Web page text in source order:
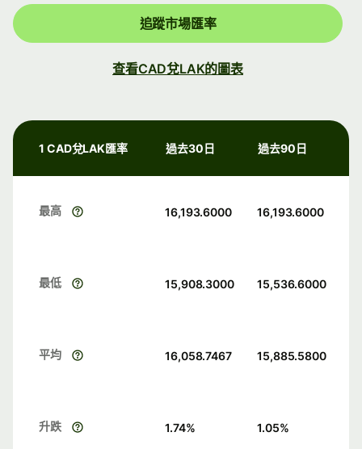
追蹤市場匯率
查看CAD兌LAK的圖表
1 CAD兌LAK匯率 過去30日 過去90日
最高 16,193.6000 16,193.6000
最低 15,908.3000 15,536.6000
平均 16,058.7467 15,885.5800
升跌 1.74% 1.05%